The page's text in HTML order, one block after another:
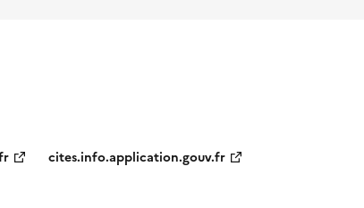
cites.info.application.gouv.fr